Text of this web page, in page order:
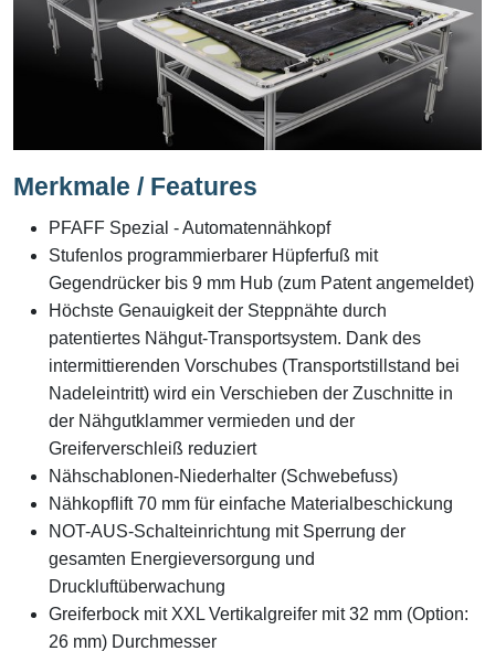
Merkmale / Features
PFAFF Spezial - Automatennähkopf
Stufenlos programmierbarer Hüpferfuß mit
Gegendrücker bis 9 mm Hub (zum Patent angemeldet)
Höchste Genauigkeit der Steppnähte durch
patentiertes Nähgut-Transportsystem. Dank des
intermittierenden Vorschubes (Transportstillstand bei
Nadeleintritt) wird ein Verschieben der Zuschnitte in
der Nähgutklammer vermieden und der
Greiferverschleiß reduziert
Nähschablonen-Niederhalter (Schwebefuss)
Nähkopflift 70 mm für einfache Materialbeschickung
NOT-AUS-Schalteinrichtung mit Sperrung der
gesamten Energieversorgung und
Druckluftüberwachung
Greiferbock mit XXL Vertikalgreifer mit 32 mm (Option:
26 mm) Durchmesser